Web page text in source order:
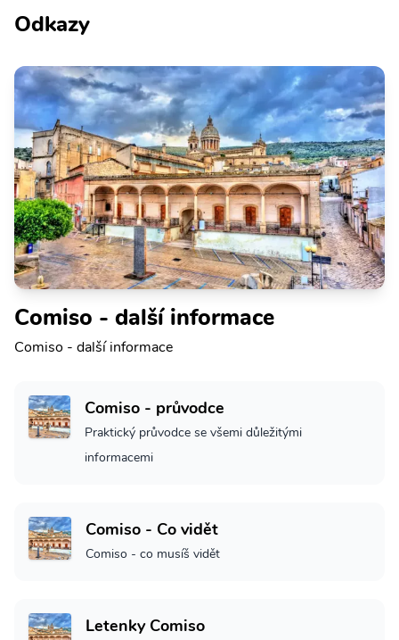
Odkazy
Comiso - další informace
Comiso - další informace
Comiso - průvodce
Praktický průvodce se všemi důležitými
informacemi
Comiso - Co vidět
Comiso - co musíš vidět
Letenky Comiso